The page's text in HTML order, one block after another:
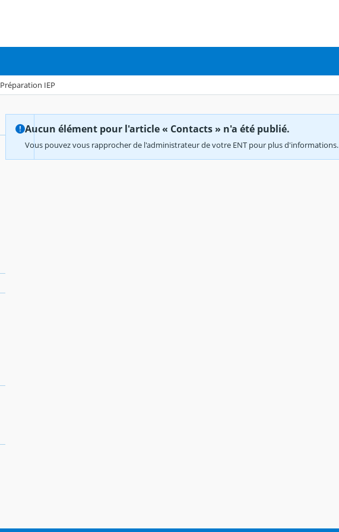
Préparation IEP
Aucun élément pour l'article « Contacts » n'a été publié.
Vous pouvez vous rapprocher de l'administrateur de votre ENT pour plus d'informations.